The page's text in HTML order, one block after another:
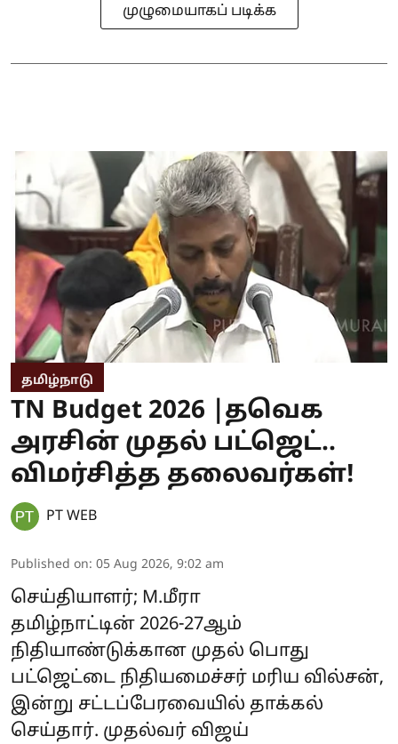
முழுமையாகப் படிக்க
தமிழ்நாடு
TN Budget 2026 |தவெக
அரசின் முதல் பட்ஜெட்..
விமர்சித்த தலைவர்கள்!
PT WEB
Published on: 05 Aug 2026, 9:02 am
செய்தியாளர்; M.மீரா
தமிழ்நாட்டின் 2026-27ஆம்
நிதியாண்டுக்கான முதல் பொது
பட்ஜெட்டை நிதியமைச்சர் மரிய வில்சன்,
இன்று சட்டப்பேரவையில் தாக்கல்
செய்தார். முதல்வர் விஜய்